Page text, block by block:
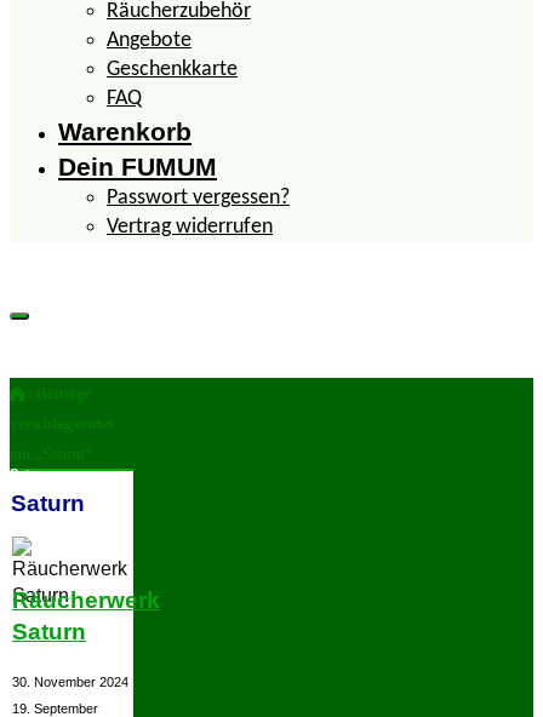
Räucherzubehör
Angebote
Geschenkkarte
FAQ
Warenkorb
Dein FUMUM
Passwort vergessen?
Vertrag widerrufen
Saturn
/ Beiträge
verschlagwortet
mit „Saturn“
Saturn
Räucherwerk
Saturn
30. November 2024
19. September